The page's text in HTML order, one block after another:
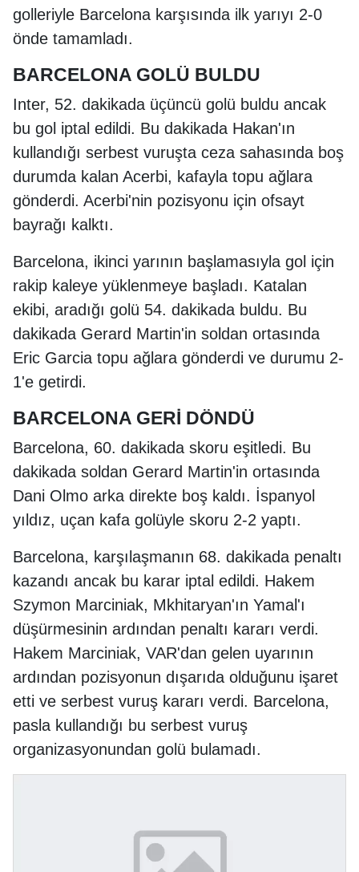
golleriyle Barcelona karşısında ilk yarıyı 2-0
önde tamamladı.
BARCELONA GOLÜ BULDU
Inter, 52. dakikada üçüncü golü buldu ancak
bu gol iptal edildi. Bu dakikada Hakan'ın
kullandığı serbest vuruşta ceza sahasında boş
durumda kalan Acerbi, kafayla topu ağlara
gönderdi. Acerbi'nin pozisyonu için ofsayt
bayrağı kalktı.
Barcelona, ikinci yarının başlamasıyla gol için
rakip kaleye yüklenmeye başladı. Katalan
ekibi, aradığı golü 54. dakikada buldu. Bu
dakikada Gerard Martin'in soldan ortasında
Eric Garcia topu ağlara gönderdi ve durumu 2-
1'e getirdi.
BARCELONA GERİ DÖNDÜ
Barcelona, 60. dakikada skoru eşitledi. Bu
dakikada soldan Gerard Martin'in ortasında
Dani Olmo arka direkte boş kaldı. İspanyol
yıldız, uçan kafa golüyle skoru 2-2 yaptı.
Barcelona, karşılaşmanın 68. dakikada penaltı
kazandı ancak bu karar iptal edildi. Hakem
Szymon Marciniak, Mkhitaryan'ın Yamal'ı
düşürmesinin ardından penaltı kararı verdi.
Hakem Marciniak, VAR'dan gelen uyarının
ardından pozisyonun dışarıda olduğunu işaret
etti ve serbest vuruş kararı verdi. Barcelona,
pasla kullandığı bu serbest vuruş
organizasyonundan golü bulamadı.